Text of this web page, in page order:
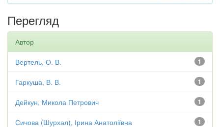
Перегляд
Автор
1
Вертель, О. В.
1
Гаркуша, В. В.
1
Дейкун, Микола Петрович
1
Сичова (Шурхал), Ірина Анатоліївна